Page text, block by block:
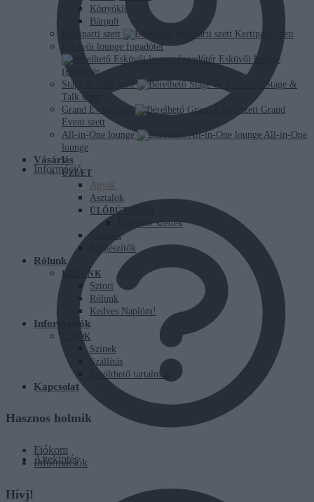
Információ
Áttekintés
Könyöklő
Bárpult
Kertiparti szett
Kertiparti szett
Esküvői lounge fogadótér
Esküvői lounge
fogadótér
Stage & Talk szett
Stage &
Talk szett
Grand Event szett
Grand
Event szett
All-in-One lounge
All-in-One
lounge
Vásárlás
ÜZLET
Ágyak
Asztalok
ÜLŐBÚTOROK
Ülőbútor szettek
Tárolók
Kiegészítők
Rólunk
RÓLUNK
Sztori
Rólunk
Kedves Naplóm!
Információk
INFÓK
Színek
Szállítás
Letölthető tartalmak
Kapcsolat
Hasznos holmik
Fiókom
Információk
Hívj!